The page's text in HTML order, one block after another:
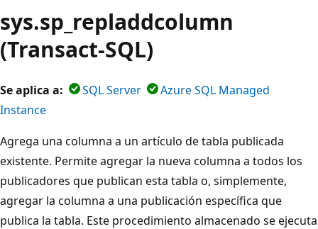
sys.sp_repladdcolumn
(Transact-SQL)
Se aplica a: SQL Server
Azure SQL Managed
Instance
Agrega una columna a un artículo de tabla publicada
existente. Permite agregar la nueva columna a todos los
publicadores que publican esta tabla o, simplemente,
agregar la columna a una publicación específica que
publica la tabla. Este procedimiento almacenado se ejecuta